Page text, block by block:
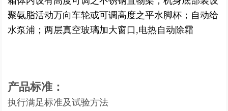
聚氨脂活动万向车轮或可调高度之平水脚杯；自动给
水泵浦；两层真空玻璃加大窗口 ,电热自动除霜
产品标准：
执行满足标准及试验方法